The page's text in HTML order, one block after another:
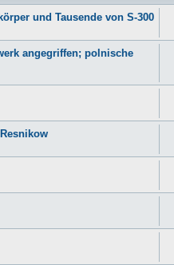
und Tausende von S-300
angegriffen; polnische